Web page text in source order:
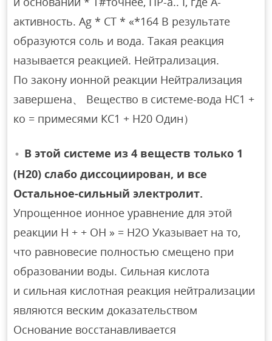
активность. Ag * CT * «*164 В результате
образуются соль и вода. Такая реакция
называется реакцией. Нейтрализация.
По закону ионной реакции Нейтрализация
завершена、 Вещество в системе-вода НС1 +
ко = примесями КС1 + Н20 Один）
В этой системе из 4 веществ только 1
(Н20) слабо диссоциирован, и все
Остальное-сильный электролит.
Упрощенное ионное уравнение для этой
реакции Н + + ОН » = Н2О Указывает на то,
что равновесие полностью смещено при
образовании воды. Сильная кислота
и сильная кислотная реакция нейтрализации
являются веским доказательством
Основание восстанавливается